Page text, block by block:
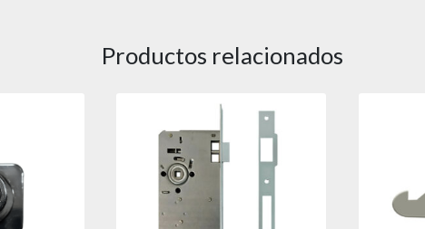
Productos relacionados